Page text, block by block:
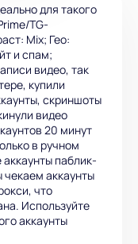
для такого
TG-
Mix; Гео:
и спам;
видео, так
купили
скриншоты
видео
20 минут
в ручном
паблик-
аккаунты
что
Используйте
аккаунты